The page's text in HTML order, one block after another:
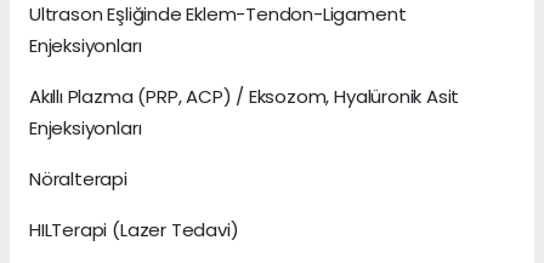
Ultrason Eşliğinde Eklem-Tendon-Ligament
Enjeksiyonları
Akıllı Plazma (PRP, ACP) / Eksozom, Hyalüronik Asit
Enjeksiyonları
Nöralterapi
HILTerapi (Lazer Tedavi)